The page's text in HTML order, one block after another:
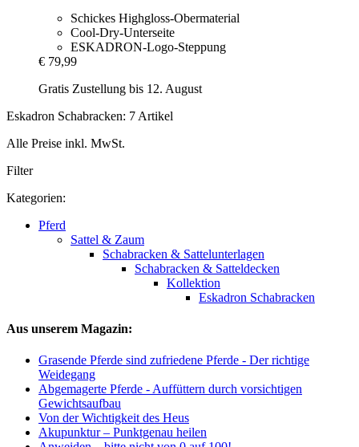
Schickes Highgloss-Obermaterial
Cool-Dry-Unterseite
ESKADRON-Logo-Steppung
€ 79,99
Gratis Zustellung bis 12. August
Eskadron Schabracken: 7 Artikel
Alle Preise inkl. MwSt.
Filter
Kategorien:
Pferd
Sattel & Zaum
Schabracken & Sattelunterlagen
Schabracken & Satteldecken
Kollektion
Eskadron Schabracken
Aus unserem Magazin:
Grasende Pferde sind zufriedene Pferde - Der richtige
Weidegang
Abgemagerte Pferde - Auffüttern durch vorsichtigen
Gewichtsaufbau
Von der Wichtigkeit des Heus
Akupunktur – Punktgenau heilen